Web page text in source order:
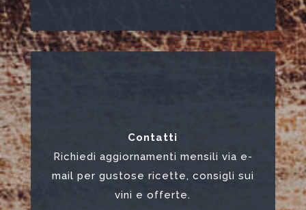
Contatti
Richiedi aggiornamenti mensili via e-
mail per gustose ricette, consigli sui
vini e offerte.